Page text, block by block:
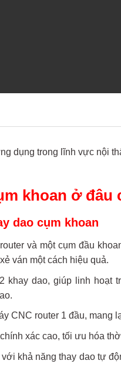
dụng trong lĩnh vực nội
khoan ở
dao cụm khoan
và một cụm đầu
ván một cách hiệu quả.
khay dao, giúp linh hoạt
CNC router 1 đầu, mang
xác cao, tối ưu hóa
khả năng thay dao tự